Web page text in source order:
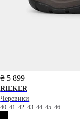
₴ 5 899
RIEKER
Черевики
40414243444546